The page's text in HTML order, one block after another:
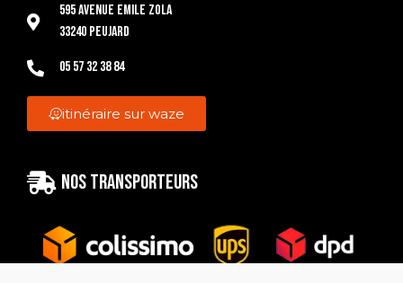
595 Avenue Emile Zola
33240 Peujard
05 57 32 38 84
itinéraire sur waze
Nos transporteurs